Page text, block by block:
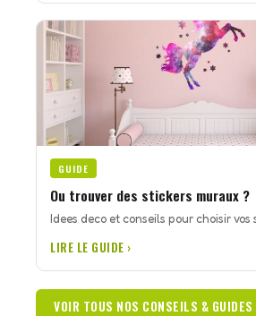
GUIDE
Ou trouver des stickers muraux ?
Idees deco et conseils pour choisir vos
LIRE LE GUIDE ›
VOIR TOUS NOS CONSEILS & GUIDES